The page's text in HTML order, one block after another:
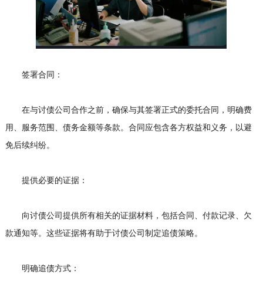
签署合同：
在与讨债公司合作之前，确保与其签署正式的委托合同，明确费
用、服务范围、债务金额等条款。合同应包含各方权益和义务，以避
免后续纠纷。
提供必要的证据：
向讨债公司提供所有相关的证据材料，包括合同、付款记录、欠
款通知等。这些证据将有助于讨债公司制定追债策略。
明确追债方式：